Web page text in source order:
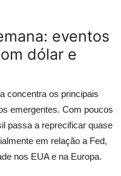
eventos
dólar e
concentra os principais
emergentes. Com poucos
passa a reprecificar quase
em relação a Fed,
nos EUA e na Europa.